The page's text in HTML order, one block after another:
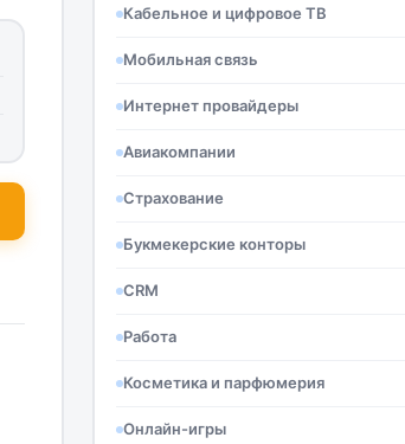
Кабельное и цифровое ТВ
Мобильная связь
Интернет провайдеры
Авиакомпании
Страхование
Букмекерские конторы
CRM
Работа
Косметика и парфюмерия
Онлайн-игры